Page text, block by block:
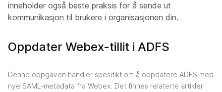
inneholder også beste praksis for å sende ut
kommunikasjon til brukere i organisasjonen din.
Oppdater Webex-tillit i ADFS
Denne oppgaven handler spesifikt om å oppdatere ADFS med
nye SAML-metadata fra Webex. Det finnes relaterte artikler